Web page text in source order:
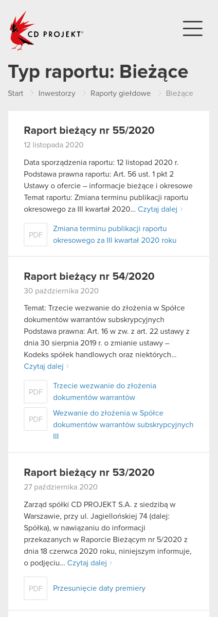
Typ raportu: Bieżące
Start Inwestorzy Raporty giełdowe Bieżące
Raport bieżący nr 55/2020
12 listopada 2020
Data sporządzenia raportu: 12 listopad 2020 r.
Podstawa prawna raportu: Art. 56 ust. 1 pkt 2
Ustawy o ofercie – informacje bieżące i okresowe
Temat raportu: Zmiana terminu publikacji raportu
okresowego za III kwartał 2020… Czytaj dalej
PDF
Zmiana terminu publikacji raportu
okresowego za III kwartał 2020 roku
Raport bieżący nr 54/2020
30 października 2020
Temat: Trzecie wezwanie do złożenia w Spółce
dokumentów warrantów subskrypcyjnych
Podstawa prawna: Art. 16 w zw. z art. 22 ustawy z
dnia 30 sierpnia 2019 r. o zmianie ustawy –
Kodeks spółek handlowych oraz niektórych…
Czytaj dalej
PDF
Trzecie wezwanie do złożenia
dokumentów warrantów
PDF
Wezwanie do złożenia w Spółce
dokumentów warrantów subskrypcyjnych
Raport bieżący nr 53/2020
27 października 2020
Zarząd spółki CD PROJEKT S.A. z siedzibą w
Warszawie, przy ul. Jagiellońskiej 74 (dalej:
Spółka), w nawiązaniu do informacji
przekazanych w Raporcie Bieżącym nr 5/2020 z
dnia 18 czerwca 2020 roku, niniejszym informuje,
o podjęciu… Czytaj dalej
PDF Przesunięcie daty premiery